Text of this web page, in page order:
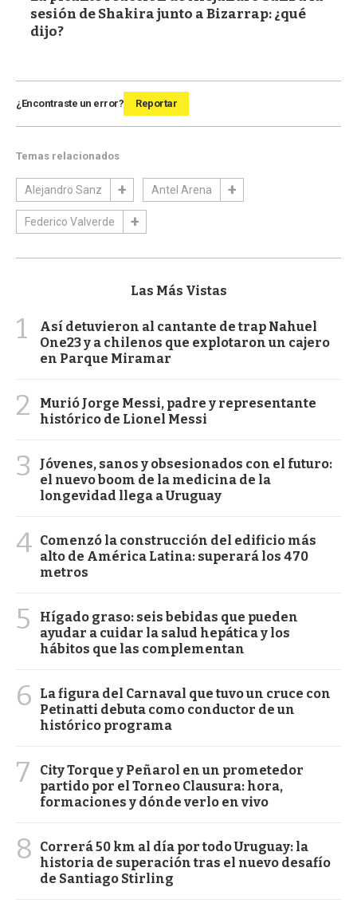
sesión de Shakira junto a Bizarrap: ¿qué
dijo?
¿Encontraste un error? Reportar
Temas relacionados
Alejandro Sanz Antel Arena
Federico Valverde
Las Más Vistas
1
Así detuvieron al cantante de trap Nahuel
One23 y a chilenos que explotaron un cajero
en Parque Miramar
2
Murió Jorge Messi, padre y representante
histórico de Lionel Messi
3
Jóvenes, sanos y obsesionados con el futuro:
el nuevo boom de la medicina de la
longevidad llega a Uruguay
4 Comenzó la construcción del edificio más
alto de América Latina: superará los 470
metros
5
Hígado graso: seis bebidas que pueden
ayudar a cuidar la salud hepática y los
hábitos que las complementan
6
La figura del Carnaval que tuvo un cruce con
Petinatti debuta como conductor de un
histórico programa
7
City Torque y Peñarol en un prometedor
partido por el Torneo Clausura: hora,
formaciones y dónde verlo en vivo
8
Correrá 50 km al día por todo Uruguay: la
historia de superación tras el nuevo desafío
de Santiago Stirling